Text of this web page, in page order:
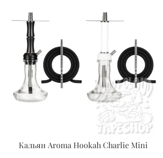
Кальян Aroma Hookah Charlie Mini